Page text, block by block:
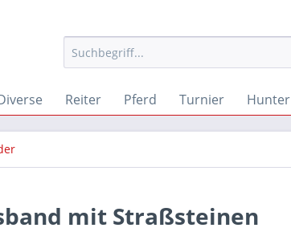
Reiter Pferd Turnier Hunter
mit Straßsteinen